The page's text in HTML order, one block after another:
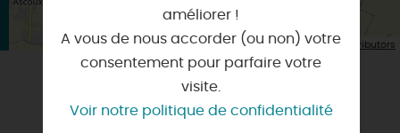
Leaflet| Map data ©OpenStreetMap contributors
VOUS AIMEREZ AUSSI
améliorer !
A vous de nous accorder (ou non) votre
consentement pour parfaire votre
visite.
Voir notre politique de confidentialité